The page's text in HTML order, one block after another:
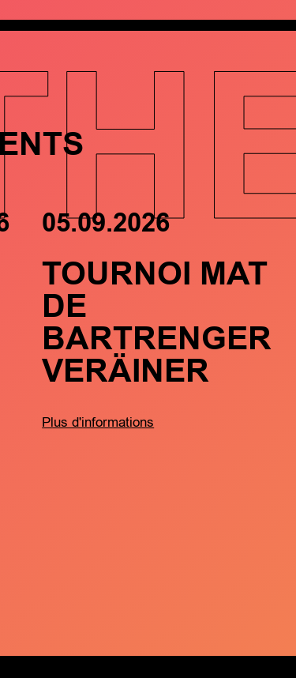
05.09.2026
TOURNOI MAT
DE
BARTRENGER
VERÄINER
Plus d'informations